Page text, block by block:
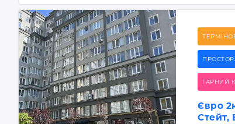
ГАРНИЙ
Євро
Стейт,